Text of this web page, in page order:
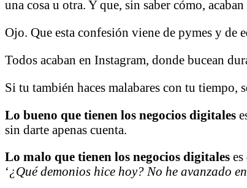
una cosa u otra. Y que, sin saber cómo,
Ojo. Que esta confesión viene de pymes y de
Todos acaban en Instagram, donde bucean
Si tu también haces malabares con tu tiempo,
Lo bueno que tienen los negocios digitales
sin darte apenas cuenta.
Lo malo que tienen los negocios digitales
‘¿Qué demonios hice hoy? No he avanzado